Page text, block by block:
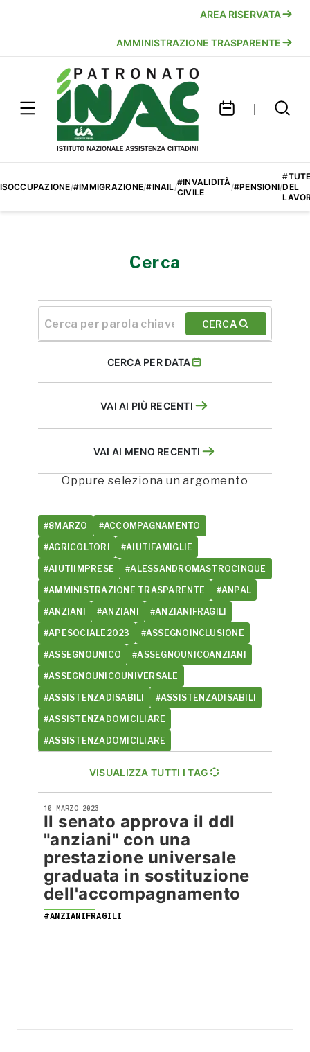
AREA RISERVATA
AMMINISTRAZIONE TRASPARENTE
/#IMMIGRAZIONE/#INAIL/#INVALIDITÀ
CIVILE
/#PENSIONI/DEL
Cerca
CERCA
CERCA PER DATA
VAI AI PIÙ RECENTI
VAI AI MENO RECENTI
Oppure seleziona un argomento
#8MARZO #ACCOMPAGNAMENTO
#AGRICOLTORI #AIUTIFAMIGLIE
#AIUTIIMPRESE #ALESSANDROMASTROCINQUE
#AMMINISTRAZIONE TRASPARENTE #ANPAL
#ANZIANI #ANZIANI #ANZIANIFRAGILI
#APESOCIALE2023 #ASSEGNOINCLUSIONE
#ASSEGNOUNICO #ASSEGNOUNICOANZIANI
#ASSEGNOUNICOUNIVERSALE
#ASSISTENZADISABILI #ASSISTENZADISABILI
#ASSISTENZADOMICILIARE
#ASSISTENZADOMICILIARE
VISUALIZZA TUTTI I TAG
10 MARZO 2023
Il senato approva il ddl
"anziani" con una
prestazione universale
graduata in sostituzione
dell'accompagnamento
#ANZIANIFRAGILI